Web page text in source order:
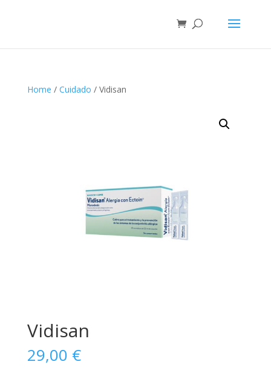
Home / Cuidado / Vidisan
Vidisan
29,00 €